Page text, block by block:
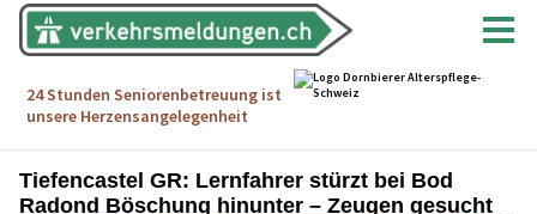
Tiefencastel GR: Lernfahrer stürzt bei Bod
Radond Böschung hinunter – Zeugen gesucht